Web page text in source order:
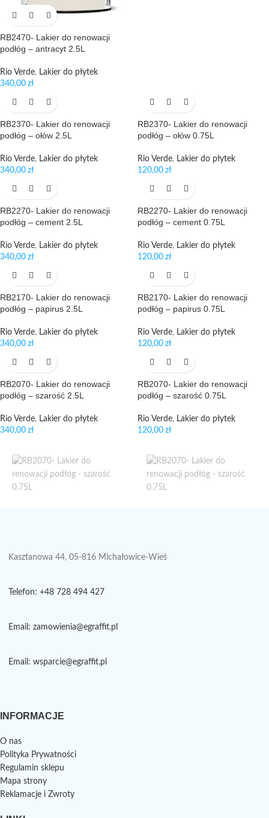
RB2470- Lakier do renowacji
podłóg – antracyt 2.5L
Rio Verde, Lakier do płytek
340,00 zł
RB2370- Lakier do renowacji
podłóg – ołów 2.5L
Rio Verde, Lakier do płytek
340,00 zł
RB2370- Lakier do renowacji
podłóg – ołów 0.75L
Rio Verde, Lakier do płytek
120,00 zł
RB2270- Lakier do renowacji
podłóg – cement 2.5L
Rio Verde, Lakier do płytek
340,00 zł
RB2270- Lakier do renowacji
podłóg – cement 0.75L
Rio Verde, Lakier do płytek
120,00 zł
RB2170- Lakier do renowacji
podłóg – papirus 2.5L
Rio Verde, Lakier do płytek
340,00 zł
RB2170- Lakier do renowacji
podłóg – papirus 0.75L
Rio Verde, Lakier do płytek
120,00 zł
RB2070- Lakier do renowacji
podłóg – szarość 2.5L
Rio Verde, Lakier do płytek
340,00 zł
RB2070- Lakier do renowacji
podłóg – szarość 0.75L
Rio Verde, Lakier do płytek
120,00 zł
Kasztanowa 44, 05-816 Michałowice-Wieś
Telefon: +48 728 494 427
Email: zamowienia@egraffit.pl
Email: wsparcie@egraffit.pl
INFORMACJE
O nas
Polityka Prywatności
Regulamin sklepu
Mapa strony
Reklamacje i Zwroty